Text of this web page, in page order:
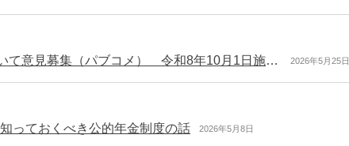
いわゆる106万円の壁の撤廃に関する政省令の改正案について意見募集（パブコメ） 令和8年10月1日施行予定 2026年5月25日
っておくべき公的年金制度の話 2026年5月8日